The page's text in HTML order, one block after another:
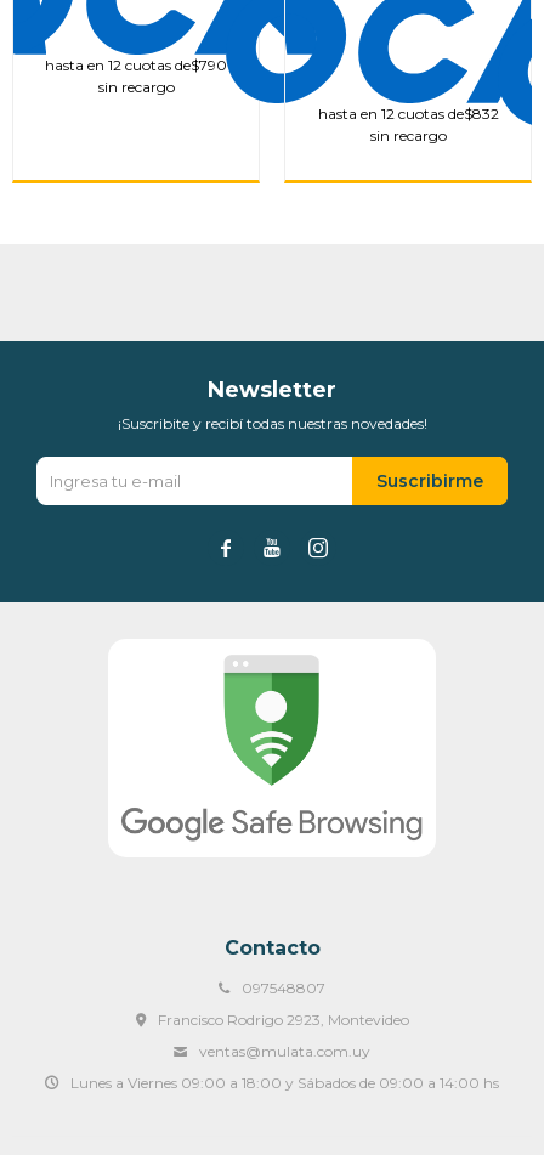
hasta en 12 cuotas de$790
sin recargo
hasta en 12 cuotas de$832
sin recargo
Contacto
097548807
Francisco Rodrigo 2923, Montevideo
ventas@mulata.com.uy
Lunes a Viernes 09:00 a 18:00 y Sábados de 09:00 a 14:00 hs
Newsletter
¡Suscribite y recibí todas nuestras novedades!
Suscribirme
  